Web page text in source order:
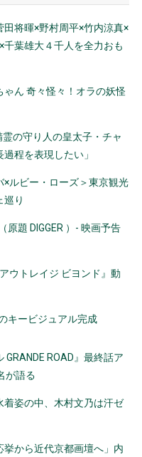
将暉×野村周平×竹内涼真×
千葉雄大４千人を全力おも
ん 奇々怪々！オラの妖怪
の守り人の皇太子・チャ
程を表現したい」
×ルビー・ローズ＞東京観光
巡り
原題 DIGGER ）- 映画予告
ウトレイジ ビヨンド』動
キービジュアル完成
GRANDE ROAD』最終話ア
が語る
着姿の中、木村文乃は汗ゼ
挙から近代京都画壇へ」内